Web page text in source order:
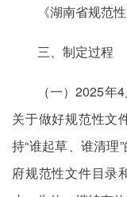
《湖南省规范
三、制定过程
（一）2025
关于做好规范性文
持“谁起草、谁清理
府规范性文件目录